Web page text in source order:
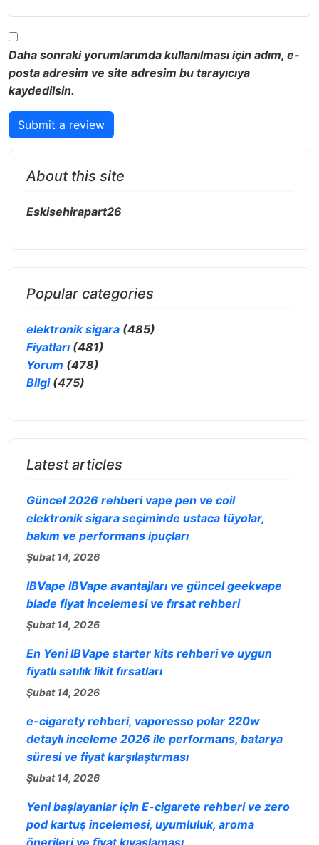
Daha sonraki yorumlarımda kullanılması için adım, e-
posta adresim ve site adresim bu tarayıcıya
kaydedilsin.
Submit a review
About this site
Eskisehirapart26
Popular categories
elektronik sigara (485)
Fiyatları (481)
Yorum (478)
Bilgi(475)
Latest articles
Güncel 2026 rehberi vape pen ve coil
elektronik sigara seçiminde ustaca tüyolar,
bakım ve performans ipuçları
Şubat 14, 2026
IBVape IBVape avantajları ve güncel geekvape
blade fiyat incelemesi ve fırsat rehberi
Şubat 14, 2026
En Yeni IBVape starter kits rehberi ve uygun
fiyatlı satılık likit fırsatları
Şubat 14, 2026
e-cigarety rehberi, vaporesso polar 220w
detaylı inceleme 2026 ile performans, batarya
süresi ve fiyat karşılaştırması
Şubat 14, 2026
Yeni başlayanlar için E-cigarete rehberi ve zero
pod kartuş incelemesi, uyumluluk, aroma